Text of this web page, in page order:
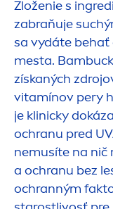
Zloženie s
zabraňuje
sa vydáte behať
mesta.
získaných
vitamínov pery
je klinicky
ochranu pred
nemusíte na nič
a ochranu bez
ochranným